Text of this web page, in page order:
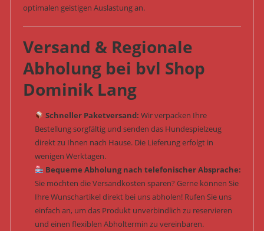
optimalen geistigen Auslastung an.
Versand & Regionale
Abholung bei bvl Shop
Dominik Lang
Schneller Paketversand: Wir verpacken Ihre
Bestellung sorgfältig und senden das Hundespielzeug
direkt zu Ihnen nach Hause. Die Lieferung erfolgt in
wenigen Werktagen.
Bequeme Abholung nach telefonischer Absprache:
Sie möchten die Versandkosten sparen? Gerne können Sie
Ihre Wunschartikel direkt bei uns abholen! Rufen Sie uns
einfach an, um das Produkt unverbindlich zu reservieren
und einen flexiblen Abholtermin zu vereinbaren.